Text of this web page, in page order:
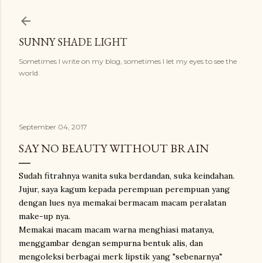
SUNNY SHADE LIGHT
Sometimes I write on my blog, sometimes I let my eyes to see the
world.
September 04, 2017
SAY NO BEAUTY WITHOUT BRAIN
Sudah fitrahnya wanita suka berdandan, suka keindahan.
Jujur, saya kagum kepada perempuan perempuan yang
dengan lues nya memakai bermacam macam peralatan
make-up nya.
Memakai macam macam warna menghiasi matanya,
menggambar dengan sempurna bentuk alis, dan
mengoleksi berbagai merk lipstik yang "sebenarnya"